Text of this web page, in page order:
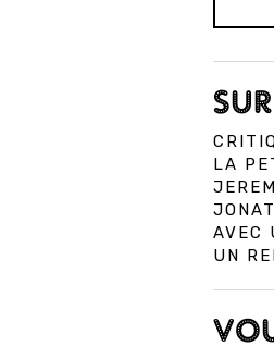
LA
AVEC
UN